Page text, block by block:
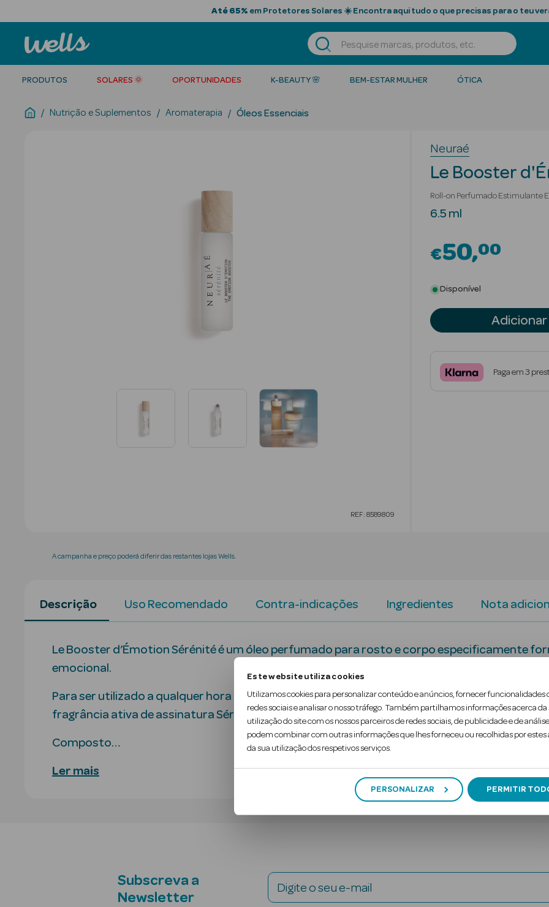
Este website utiliza cookies
Utilizamos cookies para personalizar conteúdo e anúncios, fornecer funcionalidades
redes sociais e analisar o nosso tráfego. Também partilhamos informações acerca da
utilização do site com os nossos parceiros de redes sociais, de publicidade e de
podem combinar com outras informações que lhes forneceu ou recolhidas por estes
da sua utilização dos respetivos serviços.
PERSONALIZAR PERMITIR
Até 65% em Protetores Solares ☀️ Encontra aqui tudo o que precisas para o teu
PRODUTOS SOLARES 🌞 OPORTUNIDADES K-BEAUTY 🌸 BEM-ESTAR MULHER ÓTICA
Nutrição e Suplementos Aromaterapia Óleos Essenciais
REF: 8589809
Neuraé
Le Booster
Roll-on Perfumado Estimulante
6.5 ml
€50 00
Disponível
Adicionar
Paga em 3
A campanha e preço poderá diferir das restantes lojas Wells.
Descrição Uso Recomendado Contra-indicações Ingredientes Nota
Le Booster d’Émotion Sérénité é um óleo perfumado para rosto e corpo especificamente
emocional.
Para ser utilizado a qualquer hora do dia para reequilibrar o seu estado emocional, Le
fragrância ativa de assinatura Sérénité num complexo de óleos vegetais.
Composto…
Ler mais
Subscreva a
Newsletter
Digite o seu e-mail